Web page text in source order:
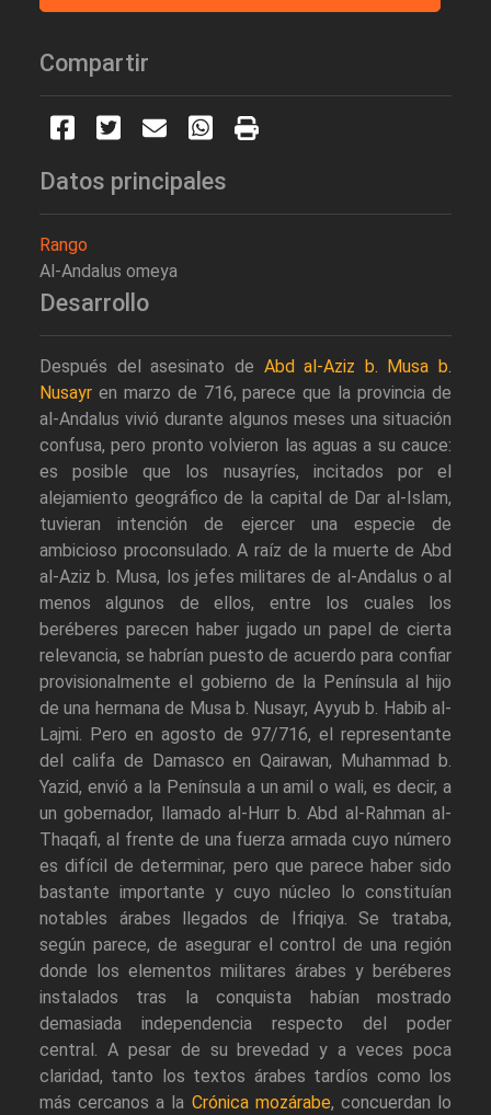
Compartir
Datos principales
Rango
Al-Andalus omeya
Desarrollo
Después del asesinato de Abd al-Aziz b. Musa b.
Nusayr en marzo de 716, parece que la provincia de
al-Andalus vivió durante algunos meses una situación
confusa, pero pronto volvieron las aguas a su cauce:
es posible que los nusayríes, incitados por el
alejamiento geográfico de la capital de Dar al-Islam,
tuvieran intención de ejercer una especie de
ambicioso proconsulado. A raíz de la muerte de Abd
al-Aziz b. Musa, los jefes militares de al-Andalus o al
menos algunos de ellos, entre los cuales los
beréberes parecen haber jugado un papel de cierta
relevancia, se habrían puesto de acuerdo para confiar
provisionalmente el gobierno de la Península al hijo
de una hermana de Musa b. Nusayr, Ayyub b. Habib al-
Lajmi. Pero en agosto de 97/716, el representante
del califa de Damasco en Qairawan, Muhammad b.
Yazid, envió a la Península a un amil o wali, es decir, a
un gobernador, llamado al-Hurr b. Abd al-Rahman al-
Thaqafi, al frente de una fuerza armada cuyo número
es difícil de determinar, pero que parece haber sido
bastante importante y cuyo núcleo lo constituían
notables árabes llegados de Ifriqiya. Se trataba,
según parece, de asegurar el control de una región
donde los elementos militares árabes y beréberes
instalados tras la conquista habían mostrado
demasiada independencia respecto del poder
central. A pesar de su brevedad y a veces poca
claridad, tanto los textos árabes tardíos como los
más cercanos a la Crónica mozárabe, concuerdan lo